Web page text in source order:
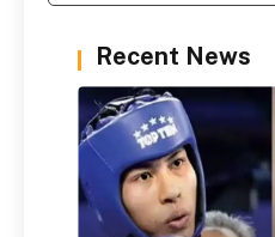
Recent News